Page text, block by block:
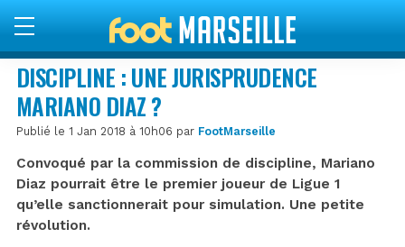
DISCIPLINE : UNE JURISPRUDENCE
MARIANO DIAZ ?
Publié le 1 Jan 2018 à 10h06 par FootMarseille
Convoqué par la commission de discipline, Mariano
Diaz pourrait être le premier joueur de Ligue 1
qu’elle sanctionnerait pour simulation. Une petite
révolution.